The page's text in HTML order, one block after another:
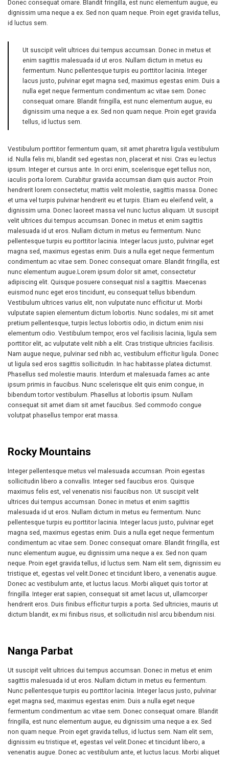
Donec consequat ornare. Blandit fringilla, est nunc elementum augue, eu
dignissim urna neque a ex. Sed non quam neque. Proin eget gravida tellus,
id luctus sem.
Ut suscipit velit ultrices dui tempus accumsan. Donec in metus et
enim sagittis malesuada id ut eros. Nullam dictum in metus eu
fermentum. Nunc pellentesque turpis eu porttitor lacinia. Integer
lacus justo, pulvinar eget magna sed, maximus egestas enim. Duis a
nulla eget neque fermentum condimentum ac vitae sem. Donec
consequat ornare. Blandit fringilla, est nunc elementum augue, eu
dignissim urna neque a ex. Sed non quam neque. Proin eget gravida
tellus, id luctus sem.
Vestibulum porttitor fermentum quam, sit amet pharetra ligula vestibulum
id. Nulla felis mi, blandit sed egestas non, placerat et nisi. Cras eu lectus
ipsum. Integer et cursus ante. In orci enim, scelerisque eget tellus non,
iaculis porta lorem. Curabitur gravida accumsan diam quis auctor. Proin
hendrerit lorem consectetur, mattis velit molestie, sagittis massa. Donec
et urna vel turpis pulvinar hendrerit eu et turpis. Etiam eu eleifend velit, a
dignissim urna. Donec laoreet massa vel nunc luctus aliquam. Ut suscipit
velit ultrices dui tempus accumsan. Donec in metus et enim sagittis
malesuada id ut eros. Nullam dictum in metus eu fermentum. Nunc
pellentesque turpis eu porttitor lacinia. Integer lacus justo, pulvinar eget
magna sed, maximus egestas enim. Duis a nulla eget neque fermentum
condimentum ac vitae sem. Donec consequat ornare. Blandit fringilla, est
nunc elementum augue.Lorem ipsum dolor sit amet, consectetur
adipiscing elit. Quisque posuere consequat nisl a sagittis. Maecenas
euismod nunc eget eros tincidunt, eu consequat tellus bibendum.
Vestibulum ultrices varius elit, non vulputate nunc efficitur ut. Morbi
vulputate sapien elementum dictum lobortis. Nunc sodales, mi sit amet
pretium pellentesque, turpis lectus lobortis odio, in dictum enim nisi
elementum odio. Vestibulum tempor, eros vel facilisis lacinia, ligula sem
porttitor elit, ac vulputate velit nibh a elit. Cras tristique ultricies facilisis.
Nam augue neque, pulvinar sed nibh ac, vestibulum efficitur ligula. Donec
ut ligula sed eros sagittis sollicitudin. In hac habitasse platea dictumst.
Phasellus sed molestie mauris. Interdum et malesuada fames ac ante
ipsum primis in faucibus. Nunc scelerisque elit quis enim congue, in
bibendum tortor vestibulum. Phasellus at lobortis ipsum. Nullam
consequat sit amet diam sit amet faucibus. Sed commodo congue
volutpat phasellus tempor erat massa.
Rocky Mountains
Integer pellentesque metus vel malesuada accumsan. Proin egestas
sollicitudin libero a convallis. Integer sed faucibus eros. Quisque
maximus felis est, vel venenatis nisi faucibus non. Ut suscipit velit
ultrices dui tempus accumsan. Donec in metus et enim sagittis
malesuada id ut eros. Nullam dictum in metus eu fermentum. Nunc
pellentesque turpis eu porttitor lacinia. Integer lacus justo, pulvinar eget
magna sed, maximus egestas enim. Duis a nulla eget neque fermentum
condimentum ac vitae sem. Donec consequat ornare. Blandit fringilla, est
nunc elementum augue, eu dignissim urna neque a ex. Sed non quam
neque. Proin eget gravida tellus, id luctus sem. Nam elit sem, dignissim eu
tristique et, egestas vel velit.Donec et tincidunt libero, a venenatis augue.
Donec ac vestibulum ante, et luctus lacus. Morbi aliquet quis tortor at
fringilla. Integer erat sapien, consequat sit amet lacus ut, ullamcorper
hendrerit eros. Duis finibus efficitur turpis a porta. Sed ultricies, mauris ut
dictum blandit, ex mi finibus risus, et sollicitudin nisl arcu bibendum nisi.
Nanga Parbat
Ut suscipit velit ultrices dui tempus accumsan. Donec in metus et enim
sagittis malesuada id ut eros. Nullam dictum in metus eu fermentum.
Nunc pellentesque turpis eu porttitor lacinia. Integer lacus justo, pulvinar
eget magna sed, maximus egestas enim. Duis a nulla eget neque
fermentum condimentum ac vitae sem. Donec consequat ornare. Blandit
fringilla, est nunc elementum augue, eu dignissim urna neque a ex. Sed
non quam neque. Proin eget gravida tellus, id luctus sem. Nam elit sem,
dignissim eu tristique et, egestas vel velit.Donec et tincidunt libero, a
venenatis augue. Donec ac vestibulum ante, et luctus lacus. Morbi aliquet